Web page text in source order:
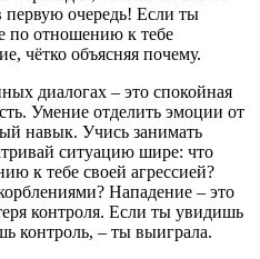
первую очередь! Если ты
по отношению к тебе
чётко объясняя почему.
диалогах – это спокойная
Умение отделить эмоции от
навык. Учись занимать
ситуацию шире: что
к тебе своей агрессией?
Нападение – это
контроля. Если ты увидишь
контроль, – ты выиграла.